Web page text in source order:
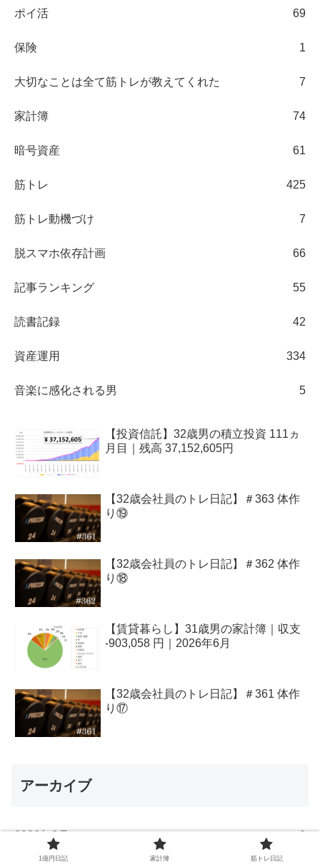
ポイ活 69
保険 1
大切なことは全て筋トレが教えてくれた 7
家計簿 74
暗号資産 61
筋トレ 425
筋トレ動機づけ 7
脱スマホ依存計画 66
記事ランキング 55
読書記録 42
資産運用 334
音楽に感化される男 5
【投資信託】32歳男の積立投資 111ヵ
月目｜残高 37,152,605円
【32歳会社員のトレ日記】＃363 体作
り⑲
【32歳会社員のトレ日記】＃362 体作
り⑱
【賃貸暮らし】31歳男の家計簿｜収支
-903,058 円｜2026年6月
【32歳会社員のトレ日記】＃361 体作
り⑰
アーカイブ
2026年8月 2
1億円日記 家計簿 筋トレ日記